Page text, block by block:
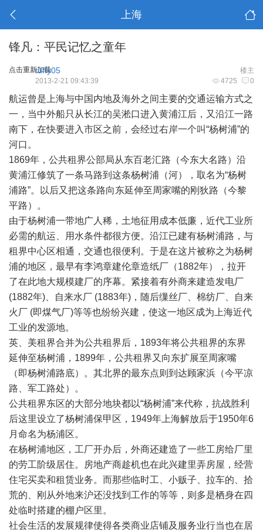
上海
锋凡：平民记忆之童年
点击重新加载 楼主
tuffy05
4725 0
2013-2-21 09:43:39
航运曾是上海与中国内地及海外之间主要的交通运输方式之
一，当中外船只从长江的吴淞口进入黄浦江后，又沿江一路
南下，在快要进入市区之前，会经过右岸一个叫“杨树浦”的
河口。
1869年，公共租界公部局从东百老汇路（今东大名路）沿
黄浦江修筑了一条马路到这条杨树浦（河），取名为“杨树
浦路”。以后又把这条路向东延伸至周家嘴的刚狄路（今黎
平路）。
由于杨树浦一带地广人稀，土地征用成本低廉，近代工业所
必需的航运、用水条件都很方便。沿江已建有杨树浦路，与
租界中心区相通，交通也很便利。于是在这片被称之为杨树
浦的地区，最早有李鸿章建伦章造纸厂（1882年），拉开
了在此地大规模建厂的序幕。紧接着有外商来建造发电厂
(1882年)、自来水厂 (1883年)，随后缫丝厂、棉纺厂、自来
火厂 (即煤气厂)等等也纷纷兴建，使这一地区成为上海近代
工业的发源地。
英、美租界合并为公共租界后，1893年将公共租界的东界
延伸至杨树浦，1899年，公共租界又向东扩展至周家嘴
（即杨树浦路底）。其北界的最东点则到达顾家浜（今平凉
路、军工路处）。
公共租界东区的大部分地块都以“杨树浦”来代称，抗战胜利
后这里设立了杨树浦保甲区，1949年上海解放后于1950年6
月命名为杨浦区。
在杨树浦地区，工厂开办后，外商还建造了一些工房给厂里
的劳工阶级居住。房地产商趁机也在此兴建里弄房屋，经营
住宅买卖和租赁业务。而那些临时工、小贩子、拉车的、拾
荒的、刚从外地来沪还没找到工作的等等，则多是栖身在四
处临时搭建的棚户区里。
社会生活的发展规律使得各类商业店铺及服务业行当也在居